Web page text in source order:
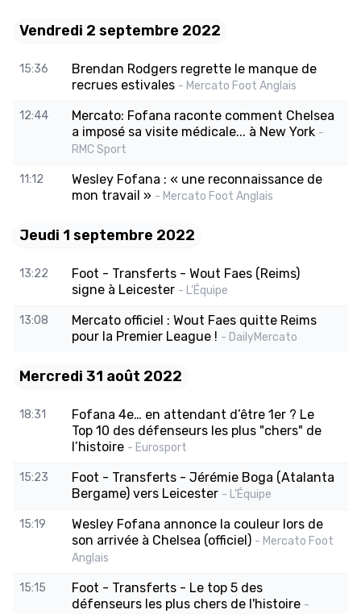
Vendredi 2 septembre 2022
15:36
Brendan Rodgers regrette le manque de
recrues estivales - Mercato Foot Anglais
12:44
Mercato: Fofana raconte comment Chelsea
a imposé sa visite médicale... à New York -
RMC Sport
11:12
Wesley Fofana : « une reconnaissance de
mon travail » - Mercato Foot Anglais
Jeudi 1 septembre 2022
13:22
Foot - Transferts - Wout Faes (Reims)
signe à Leicester - L'Équipe
13:08
Mercato officiel : Wout Faes quitte Reims
pour la Premier League ! - DailyMercato
Mercredi 31 août 2022
18:31
Fofana 4e… en attendant d’être 1er ? Le
Top 10 des défenseurs les plus "chers" de
l’histoire - Eurosport
15:23
Foot - Transferts - Jérémie Boga (Atalanta
Bergame) vers Leicester - L'Équipe
15:19
Wesley Fofana annonce la couleur lors de
son arrivée à Chelsea (officiel) - Mercato Foot
Anglais
15:15
Foot - Transferts - Le top 5 des
défenseurs les plus chers de l'histoire -